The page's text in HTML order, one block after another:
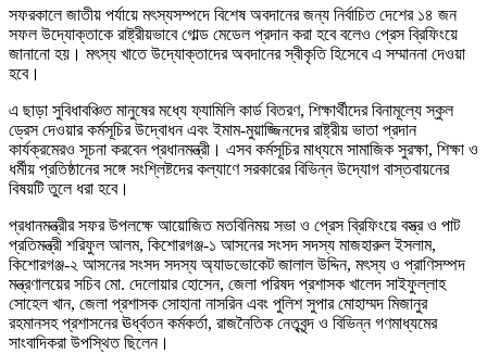
সফরকালে জাতীয় পর্যায়ে মৎস্যসম্পদে বিশেষ অবদানের জন্য নির্বাচিত দেশের ১৪ জন
সফল উদ্যোক্তাকে রাষ্ট্রীয়ভাবে গোল্ড মেডেল প্রদান করা হবে বলেও প্রেস ব্রিফিংয়ে
জানানো হয়। মৎস্য খাতে উদ্যোক্তাদের অবদানের স্বীকৃতি হিসেবে এ সম্মাননা দেওয়া
হবে।
এ ছাড়া সুবিধাবঞ্চিত মানুষের মধ্যে ফ্যামিলি কার্ড বিতরণ, শিক্ষার্থীদের বিনামূল্যে স্কুল
ড্রেস দেওয়ার কর্মসূচির উদ্বোধন এবং ইমাম-মুয়াজ্জিনদের রাষ্ট্রীয় ভাতা প্রদান
কার্যক্রমেরও সূচনা করবেন প্রধানমন্ত্রী। এসব কর্মসূচির মাধ্যমে সামাজিক সুরক্ষা, শিক্ষা ও
ধর্মীয় প্রতিষ্ঠানের সঙ্গে সংশ্লিষ্টদের কল্যাণে সরকারের বিভিন্ন উদ্যোগ বাস্তবায়নের
বিষয়টি তুলে ধরা হবে।
প্রধানমন্ত্রীর সফর উপলক্ষে আয়োজিত মতবিনিময় সভা ও প্রেস ব্রিফিংয়ে বস্ত্র ও পাট
প্রতিমন্ত্রী শরিফুল আলম, কিশোরগঞ্জ-১ আসনের সংসদ সদস্য মাজহারুল ইসলাম,
কিশোরগঞ্জ-২ আসনের সংসদ সদস্য অ্যাডভোকেট জালাল উদ্দিন, মৎস্য ও প্রাণিসম্পদ
মন্ত্রণালয়ের সচিব মো. দেলোয়ার হোসেন, জেলা পরিষদ প্রশাসক খালেদ সাইফুল্লাহ
সোহেল খান, জেলা প্রশাসক সোহানা নাসরিন এবং পুলিশ সুপার মোহাম্মদ মিজানুর
রহমানসহ প্রশাসনের ঊর্ধ্বতন কর্মকর্তা, রাজনৈতিক নেতৃবৃন্দ ও বিভিন্ন গণমাধ্যমের
সাংবাদিকরা উপস্থিত ছিলেন।